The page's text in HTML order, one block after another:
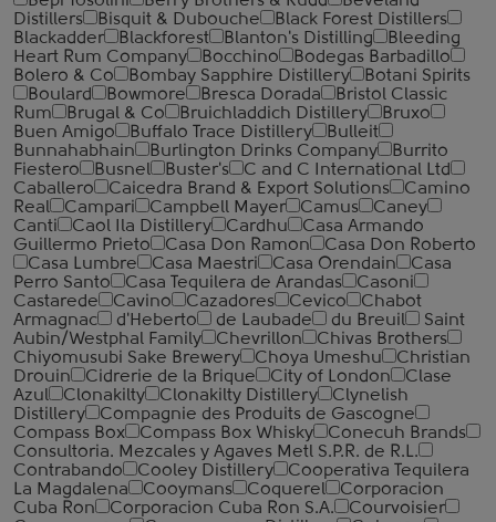
Distillers
Bisquit & Dubouche
Black Forest Distillers
Blackadder
Blackforest Blanton's Distilling
Bleeding
Heart Rum Company
Bocchino
Bodegas Barbadillo
Bolero & Co
Bombay Sapphire Distillery
Botani Spirits
Boulard
Bowmore Bresca Dorada
Bristol Classic
Rum
Brugal & Co Bruichladdich Distillery
Bruxo
Buen Amigo
Buffalo Trace Distillery
Bulleit
Bunnahabhain
Burlington Drinks Company
Burrito
Fiestero
Busnel Buster's
C and C International Ltd
Caballero
Caicedra Brand & Export Solutions
Camino
Real
Campari Campbell Mayer Camus
Caney
Canti
Caol Ila Distillery Cardhu
Casa Armando
Guillermo Prieto
Casa Don Ramon
Casa Don Roberto
Casa Lumbre
Casa Maestri Casa Orendain
Casa
Perro Santo
Casa Tequilera de Arandas
Casoni
Castarede
Cavino Cazadores Cevico
Chabot
Armagnac
d'Heberto de Laubade du Breuil
Saint
Aubin/Westphal Family
Chevrillon
Chivas Brothers
Chiyomusubi Sake Brewery
Choya Umeshu
Christian
Drouin
Cidrerie de la Brique City of London
Clase
Azul
Clonakilty Clonakilty Distillery
Clynelish
Distillery
Compagnie des Produits de Gascogne
Compass Box
Compass Box Whisky
Conecuh Brands
Consultoria. Mezcales y Agaves Metl S.P.R. de R.L.
Contrabando
Cooley Distillery
Cooperativa Tequilera
La Magdalena
Cooymans Coquerel
Corporacion
Cuba Ron
Corporacion Cuba Ron S.A.
Courvoisier